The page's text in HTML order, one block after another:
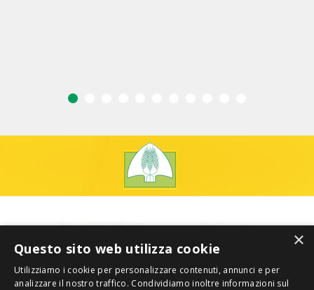
×
Questo sito web utilizza cookie
Utilizziamo i cookie per personalizzare contenuti, annunci e per
analizzare il nostro traffico. Condividiamo inoltre informazioni sul